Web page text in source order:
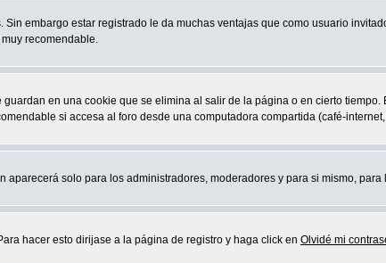
embargo estar registrado le da muchas ventajas que como usuario
recomendable.
en una cookie que se elimina al salir de la página o en cierto
si accesa al foro desde una computadora compartida (café-
aparecerá solo para los administradores, moderadores y para si mismo,
hacer esto dirijase a la página de registro y haga click en Olvidé mi